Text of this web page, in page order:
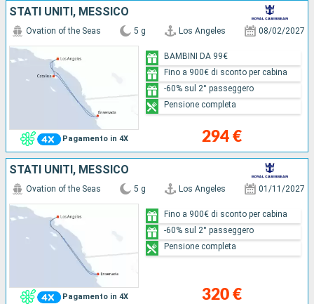
STATI UNITI, MESSICO
Pagamento in 4X
Ovation of the Seas 5 g Los Angeles 08/02/2027
294 €
BAMBINI DA 99€
Fino a 900€ di sconto per cabina
-60% sul 2° passeggero
Pensione completa
STATI UNITI, MESSICO
Pagamento in 4X
Ovation of the Seas 5 g Los Angeles 01/11/2027
320 €
Fino a 900€ di sconto per cabina
-60% sul 2° passeggero
Pensione completa